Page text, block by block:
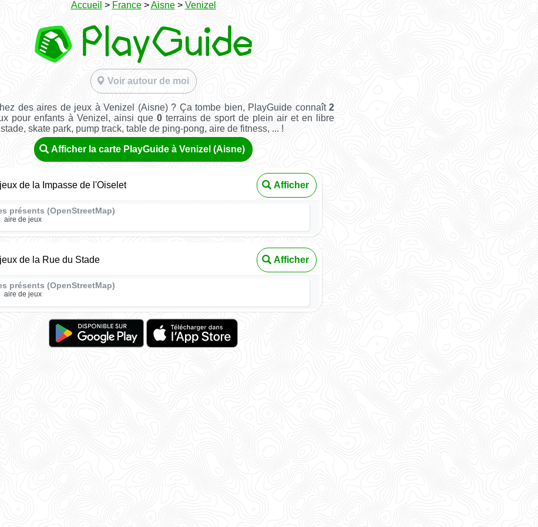
Accueil > France>Aisne> Venizel
Voir autour de moi
des aires de jeux à Venizel (Aisne) ? Ça tombe bien, PlayGuide connaît 2
pour enfants à Venizel, ainsi que 0 terrains de sport de plein air et en libre
skate park, pump track, table de ping-pong, aire de fitness, ... !
Afficher la carte PlayGuide à Venizel (Aisne)
de la Impasse de l'Oiselet Afficher
présents (OpenStreetMap)
aire de jeux
de la Rue du Stade Afficher
présents (OpenStreetMap)
aire de jeux